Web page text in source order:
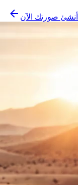
أنشئ صورتك الآن